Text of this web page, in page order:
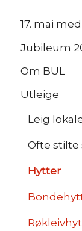
17. mai
Jubileum
Om BUL
Utleige
Leig
Ofte stilte
Hytter